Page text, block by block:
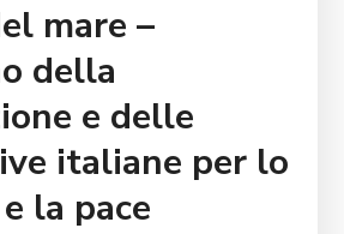
mare –
della
e delle
italiane per lo
la pace